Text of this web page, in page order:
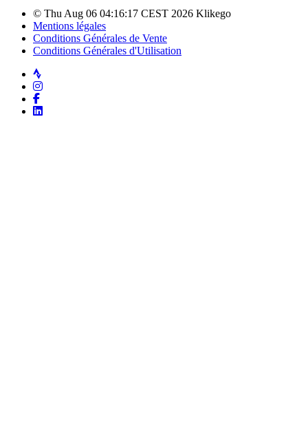
© Thu Aug 06 04:16:17 CEST 2026 Klikego
Mentions légales
Conditions Générales de Vente
Conditions Générales d'Utilisation
Strava
Instagram
Facebook
LinkedIn